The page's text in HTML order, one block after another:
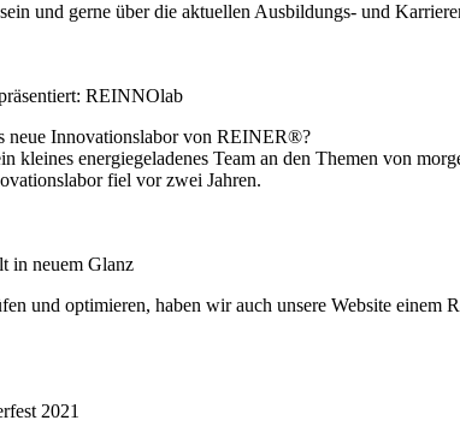
und gerne über die aktuellen Ausbildungs- und
REINNOlab
neue Innovationslabor von REINER®?
kleines energiegeladenes Team an den Themen von
fiel vor zwei Jahren.
in neuem Glanz
und optimieren, haben wir auch unsere Website
2021